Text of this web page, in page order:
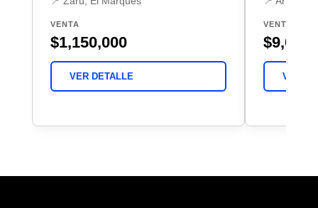
VENTA
$1,150,000
VER DETALLE
VENTA
VER